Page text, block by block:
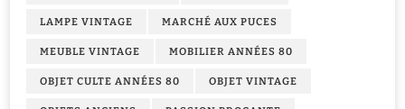
LAMPE VINTAGE MARCHÉ AUX PUCES
MEUBLE VINTAGE MOBILIER ANNÉES 80
OBJET CULTE ANNÉES 80 OBJET VINTAGE